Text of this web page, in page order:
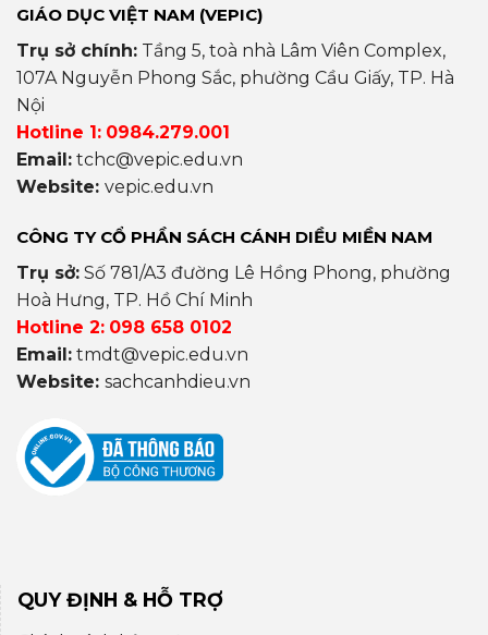
GIÁO DỤC VIỆT NAM (VEPIC)
Trụ sở chính: Tầng 5, toà nhà Lâm Viên Complex,
107A Nguyễn Phong Sắc, phường Cầu Giấy, TP. Hà
Nội
Hotline 1: 0984.279.001
Email: tchc@vepic.edu.vn
Website: vepic.edu.vn
CÔNG TY CỔ PHẦN SÁCH CÁNH DIỀU MIỀN NAM
Trụ sở: Số 781/A3 đường Lê Hồng Phong, phường
Hoà Hưng, TP. Hồ Chí Minh
Hotline 2: 098 658 0102
Email: tmdt@vepic.edu.vn
Website: sachcanhdieu.vn
QUY ĐỊNH & HỖ TRỢ